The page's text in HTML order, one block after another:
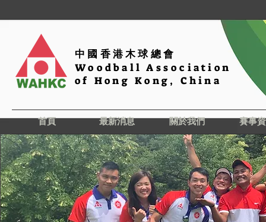
中國香港木球總會
Woodball Association
of Hong Kong, China
首頁 最新消息 關於我們 賽事